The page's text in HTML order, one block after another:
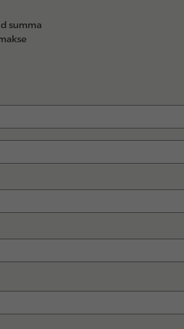
summa